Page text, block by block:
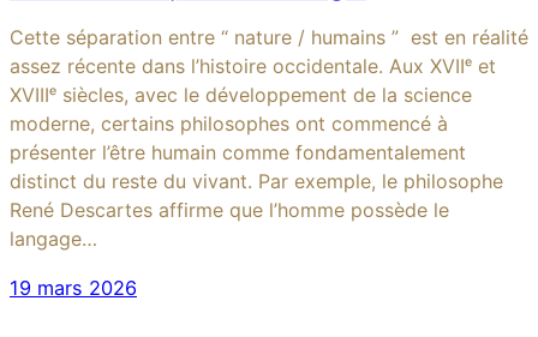
Cette séparation entre “ nature / humains ” est en réalité
assez récente dans l’histoire occidentale. Aux XVIIᵉ et
XVIIIᵉ siècles, avec le développement de la science
moderne, certains philosophes ont commencé à
présenter l’être humain comme fondamentalement
distinct du reste du vivant. Par exemple, le philosophe
René Descartes affirme que l’homme possède le
langage…
19 mars 2026